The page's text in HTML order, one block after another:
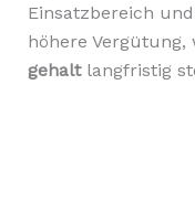
Einsatzbereich
höhere Vergütung,
gehaltlangfristig